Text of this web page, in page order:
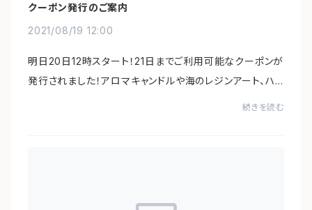
クーポン発行のご案内
2021/08/19 12:00
明日20日12時スタート！21日までご利用可能なクーポンが
発行されました！アロマキャンドルや海のレジンアート、ハ
続きを読む